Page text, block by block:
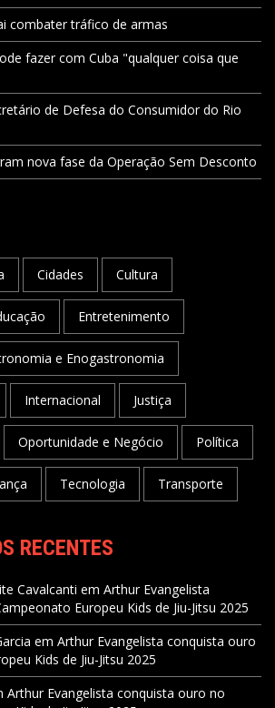
combater tráfico de armas
fazer com Cuba "qualquer coisa que
de Defesa do Consumidor do Rio
nova fase da Operação Sem Desconto
Cidades Cultura
Entretenimento
e Enogastronomia
Internacional Justiça
Oportunidade e Negócio Política
Tecnologia Transporte
RECENTES
Cavalcanti em Arthur Evangelista
Europeu Kids de Jiu-Jitsu 2025
em Arthur Evangelista conquista ouro
Kids de Jiu-Jitsu 2025
Arthur Evangelista conquista ouro no